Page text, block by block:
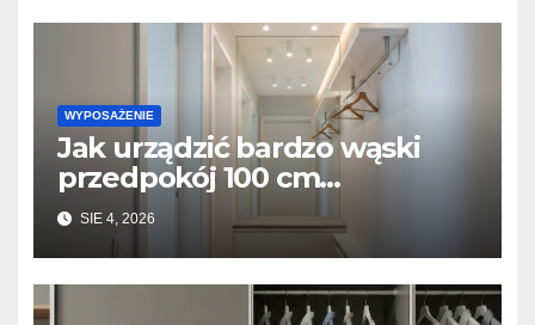
WYPOSAŻENIE
Jak urządzić bardzo wąski
przedpokój 100 cm
szerokości? Triki z lustrami i
płytkimi meblami
SIE 4, 2026